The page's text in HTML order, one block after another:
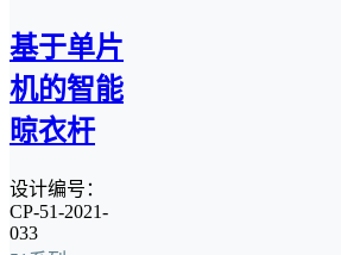
基于单片
机的智能
晾衣杆
设计编号：
CP-51-2021-
033